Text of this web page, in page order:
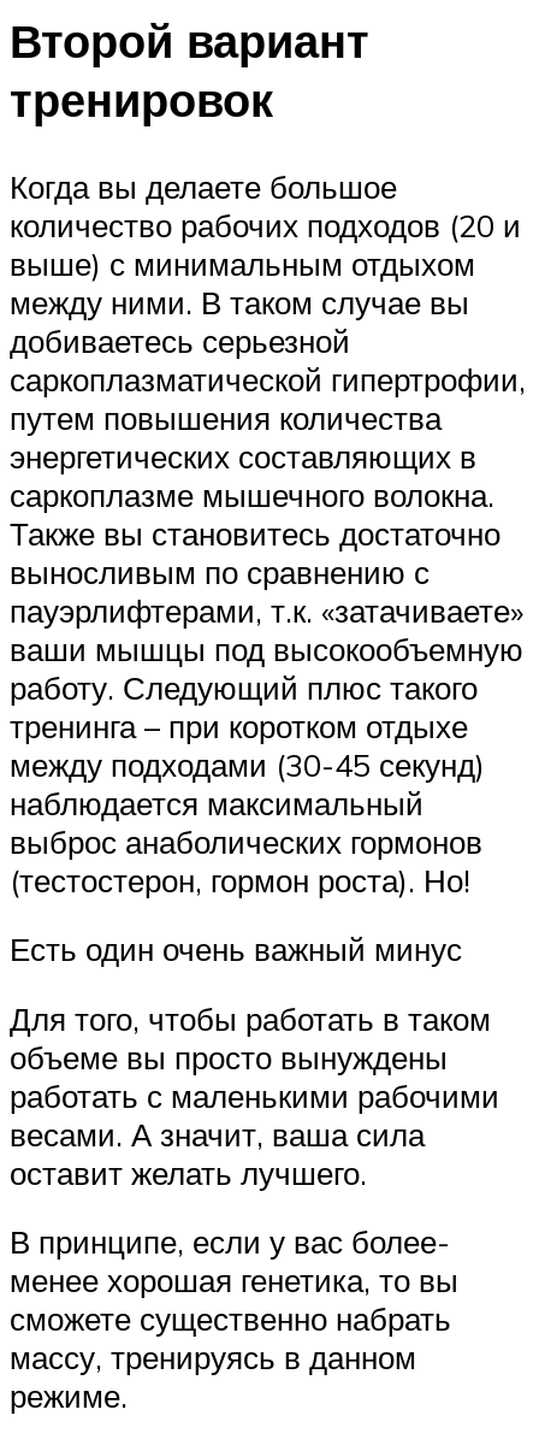
Второй вариант
тренировок
Когда вы делаете большое
количество рабочих подходов (20 и
выше) с минимальным отдыхом
между ними. В таком случае вы
добиваетесь серьезной
саркоплазматической гипертрофии,
путем повышения количества
энергетических составляющих в
саркоплазме мышечного волокна.
Также вы становитесь достаточно
выносливым по сравнению с
пауэрлифтерами, т.к. «затачиваете»
ваши мышцы под высокообъемную
работу. Следующий плюс такого
тренинга – при коротком отдыхе
между подходами (30-45 секунд)
наблюдается максимальный
выброс анаболических гормонов
(тестостерон, гормон роста). Но!
Есть один очень важный минус
Для того, чтобы работать в таком
объеме вы просто вынуждены
работать с маленькими рабочими
весами. А значит, ваша сила
оставит желать лучшего.
В принципе, если у вас более-
менее хорошая генетика, то вы
сможете существенно набрать
массу, тренируясь в данном
режиме.